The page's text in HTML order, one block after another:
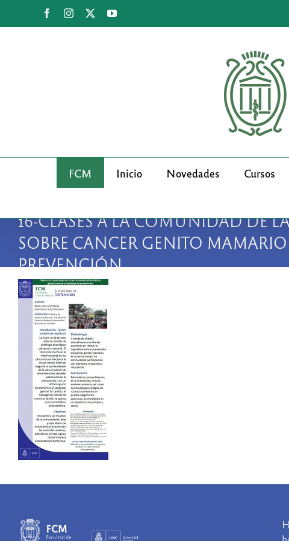
FacebookInstagram YouTube
FCM Inicio Novedades Cursos
16-CLASES A LA COMUNIDAD DE
SOBRE CANCER GENITO
PREVENCIÓN